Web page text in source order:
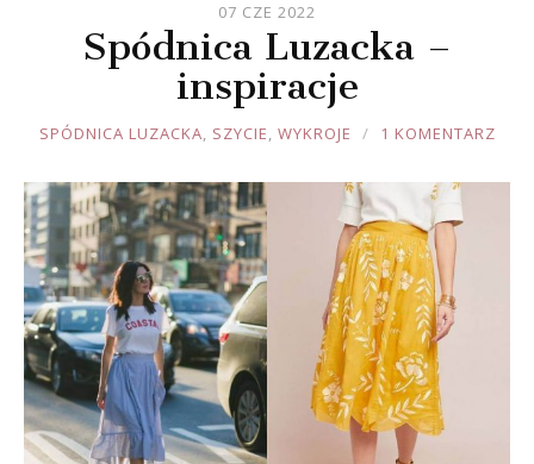
07 CZE 2022
Spódnica Luzacka –
inspiracje
JOULE
SPÓDNICA LUZACKA, SZYCIE, WYKROJE 1 KOMENTARZ